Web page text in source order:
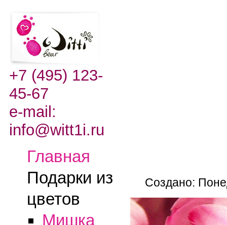
+7 (495) 123-
45-67
e-mail:
info@witt1i.ru
Главная
Подарки из
цветов
Мишка
Создано: